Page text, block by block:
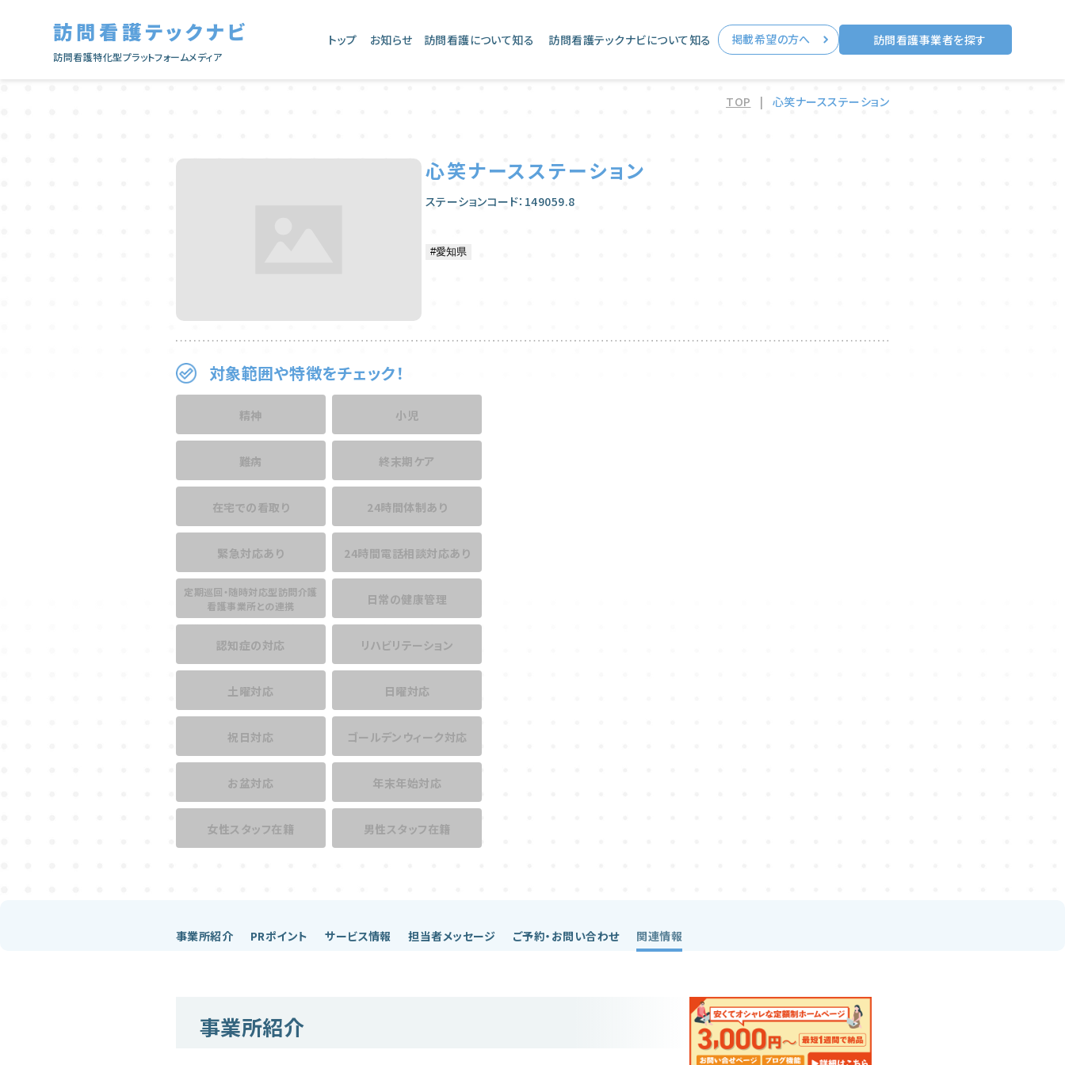
訪問看護テックナビ
訪問看護特化型プラットフォームメディア
トップ お知らせ 訪問看護について知る 訪問看護テックナビについて知る 掲載希望の方へ 訪問看護事業者を探す
TOP | 心笑ナースステーション
心笑ナースステーション
ステーションコード：149059.8
対象範囲や特徴をチェック！
精神 小児
難病 終末期ケア
在宅での看取り 24時間体制あり
緊急対応あり 24時間電話相談対応あり
定期巡回・随時対応型訪問介護
看護事業所との連携
日常の健康管理
認知症の対応 リハビリテーション
土曜対応 日曜対応
祝日対応 ゴールデンウィーク対応
お盆対応 年末年始対応
女性スタッフ在籍 男性スタッフ在籍
事業所紹介 PRポイント サービス情報 担当者メッセージ ご予約・お問い合わせ 関連情報
事業所紹介